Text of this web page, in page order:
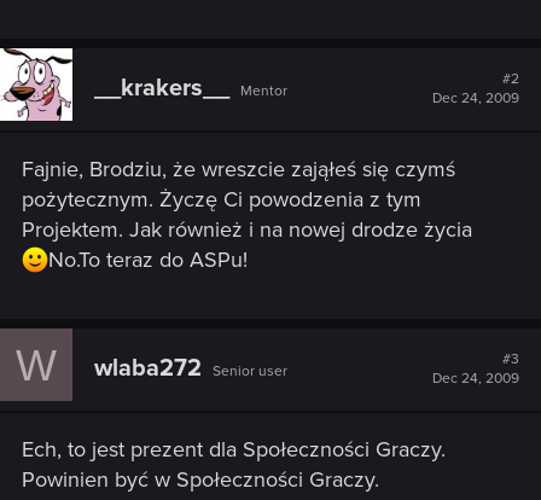
__krakers__ Mentor
#2
Dec 24, 2009
Fajnie, Brodziu, że wreszcie zająłeś się czymś
pożytecznym. Życzę Ci powodzenia z tym
Projektem. Jak również i na nowej drodze życia
No.To teraz do ASPu!
W wlaba272 Senior user
#3
Dec 24, 2009
Ech, to jest prezent dla Społeczności Graczy.
Powinien być w Społeczności Graczy.